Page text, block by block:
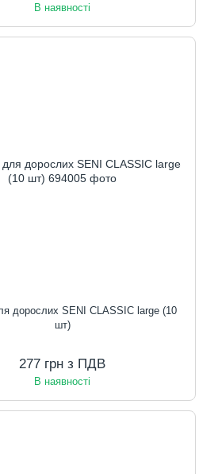
В наявності
дорослих SENI CLASSIC large (10
шт)
277 грн з ПДВ
В наявності